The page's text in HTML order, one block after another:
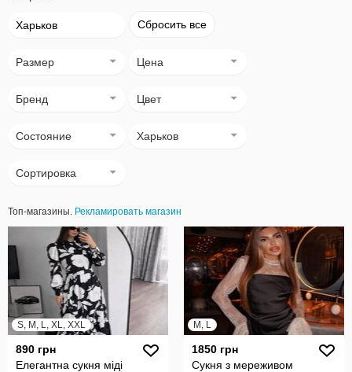
Харьков Сбросить все
Размер Цена
Бренд Цвет
Состояние Харьков
Сортировка
Топ-магазины. Рекламировать магазин
S, M, L, XL, XXL
890 грн
Елегантна сукня міді
M, L
1850 грн
Сукня з мереживом